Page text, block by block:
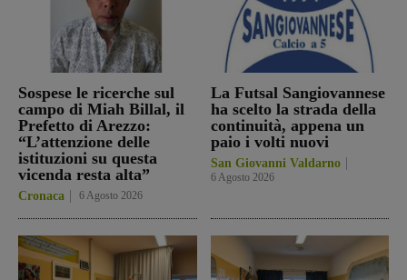
Sospese le ricerche sul
campo di Miah Billal, il
Prefetto di Arezzo:
“L’attenzione delle
istituzioni su questa
vicenda resta alta”
Cronaca 6 Agosto 2026
La Futsal Sangiovannese
ha scelto la strada della
continuità, appena un
paio i volti nuovi
San Giovanni Valdarno
6 Agosto 2026